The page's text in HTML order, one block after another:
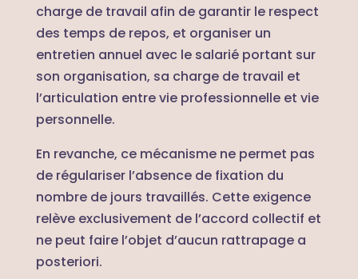
charge de travail afin de garantir le respect
des temps de repos, et organiser un
entretien annuel avec le salarié portant sur
son organisation, sa charge de travail et
l’articulation entre vie professionnelle et vie
personnelle.
En revanche, ce mécanisme ne permet pas
de régulariser l’absence de fixation du
nombre de jours travaillés. Cette exigence
relève exclusivement de l’accord collectif et
ne peut faire l’objet d’aucun rattrapage a
posteriori.